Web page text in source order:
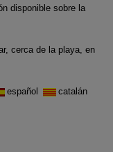
disponible sobre la
cerca de la playa, en
español
catalán